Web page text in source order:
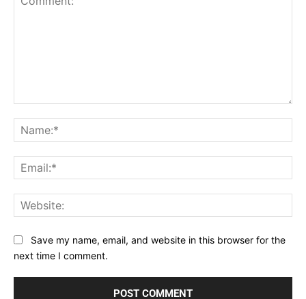
Save my name, email, and website in this browser for the
next time I comment.